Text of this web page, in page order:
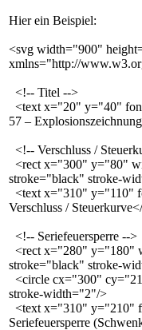
Hier ein Beispiel:
<svg width="900"
xmlns="http://
<!-- Titel -->
<text x="20" y="40"
57 –
<!-- Verschluss /
<rect x="300" y="80"
stroke="black" stroke-
<text x="310" y="110"
Verschluss /
<!-- Seriefeuersperre -->
<rect x="280" y="180"
stroke="black" stroke-
<circle cx="300"
stroke-width="2"/>
<text x="310" y="210"
Seriefeuersperre